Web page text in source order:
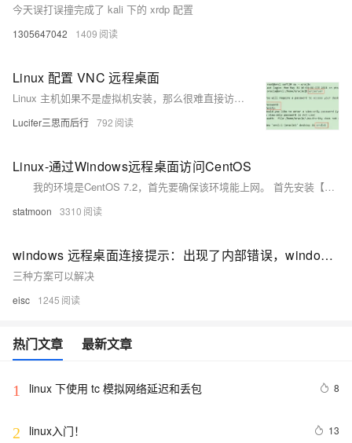
今天误打误撞完成了 kali 下的 xrdp 配置
1305647042 1409
Linux 配置 VNC 远程桌面
Linux 主机如果不是虚拟机安装，那么很难直接访问图形化界面。
Lucifer三思而后行 792
Linux-通过Windows远程桌面访问CentOS
我的环境是CentOS 7.2，首先要确保该环境能上网。 首先安装【epel-release-latest-7.noarch.rpm】 rpm -Uvh https://dl.
statmoon 3310
windows 远程桌面连接提示：出现了内部错误，windows远程桌面登录linux闪退
三种方案可以解决
eisc 1245
热门文章 最新文章
1 linux 下使用 tc 模拟网络延迟和丢包 8
2 linux入门！ 13